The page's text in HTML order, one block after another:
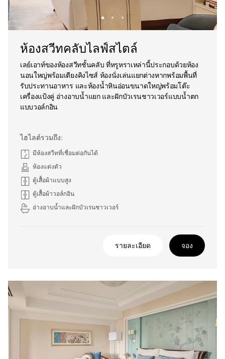
ห้องสวีทคลับไลฟ์สไตล์
เลย์เอาท์ของห้องสวีทชั้นคลับ ที่หรูหราเหล่านี้ประกอบด้วยห้อง
นอนใหญ่พร้อมเตียงคิงไซส์ ห้องนั่งเล่นแยกต่างหากพร้อมพื้นที่
รับประทานอาหาร และห้องน้ำหินอ่อนขนาดใหญ่พร้อมโต๊ะ
เครื่องแป้งคู่ อ่างอาบน้ำแยก และฝักบัวเรนชาวเวอร์แบบน้ำตก
แบบวอล์กอิน
ไฮไลต์รวมถึง:
มีห้องสวีทที่เชื่อมต่อกันได้
ห้องแต่งตัว
ตู้เสื้อผ้าแบบสูง
ตู้เสื้อผ้าวอล์กอิน
อ่างอาบน้ำและฝักบัวเรนชาวเวอร์
รายละเอียด จอง